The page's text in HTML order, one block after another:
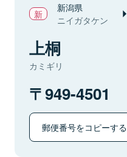
新潟県
ニイガタケン
上桐
カミギリ
949-4501
郵便番号をコピーする